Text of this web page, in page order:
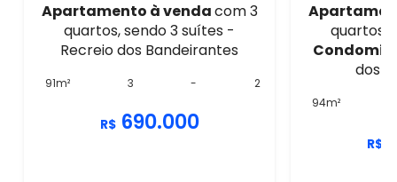
Apartamento à vendacom 3
quartos, sendo 3 suítes -
Recreio dos Bandeirantes
91m² 3 - 2
R$ 690.000
quartos,
dos
94m²
R$